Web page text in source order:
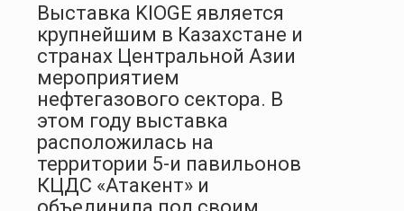
Выставка KIOGE является
крупнейшим в Казахстане и
странах Центральной Азии
мероприятием
нефтегазового сектора. В
этом году выставка
расположилась на
территории 5-и павильонов
КЦДС «Атакент» и